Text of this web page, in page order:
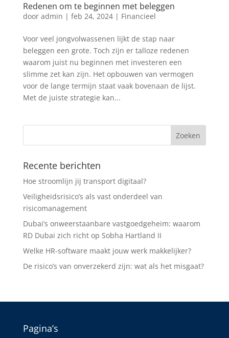
Redenen om te beginnen met beleggen
door admin | feb 24, 2024| Financieel
Voor veel jongvolwassenen lijkt de stap naar
beleggen een grote. Toch zijn er talloze redenen
waarom juist nu beginnen met investeren een
slimme zet kan zijn. Het opbouwen van vermogen
voor de lange termijn staat vaak bovenaan de lijst.
Met de juiste strategie kan...
Recente berichten
Hoe stroomlijn jij transport digitaal?
Veiligheidsrisico’s als vast onderdeel van
risicomanagement
Dubai’s onweerstaanbare vastgoedgeheim: waarom
RD Dubai zich richt op Sobha Hartland II
Welke HR-software maakt jouw werk makkelijker?
De risico’s van onverzekerd zijn: wat als het misgaat?
Pagina’s